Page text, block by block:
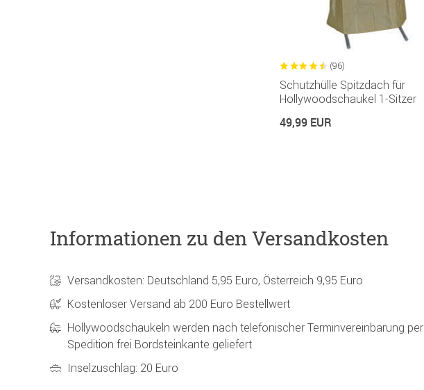
(96)
Schutzhülle Spitzdach für
Hollywoodschaukel 1-Sitzer
49,99 EUR
Informationen zu den Versandkosten
Versandkosten: Deutschland 5,95 Euro, Österreich 9,95 Euro
Kostenloser Versand ab 200 Euro Bestellwert
Hollywoodschaukeln werden nach telefonischer Terminvereinbarung per
Spedition frei Bordsteinkante geliefert
Inselzuschlag: 20 Euro